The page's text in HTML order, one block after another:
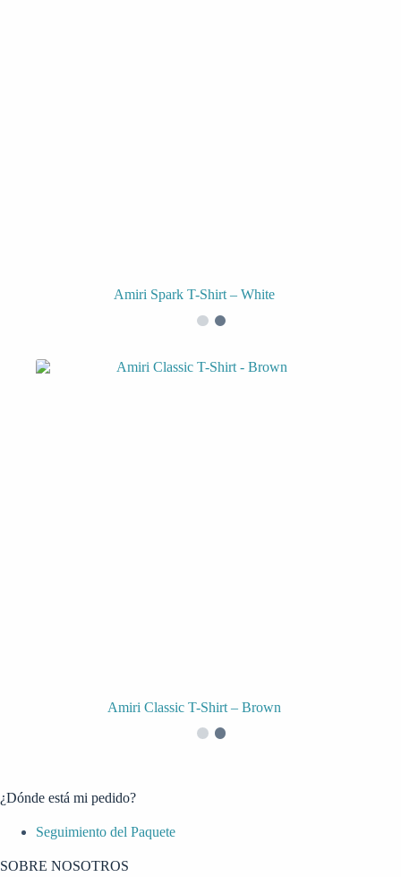
Amiri Spark T-Shirt – White
Amiri Classic T-Shirt – Brown
¿Dónde está mi pedido?
Seguimiento del Paquete
SOBRE NOSOTROS